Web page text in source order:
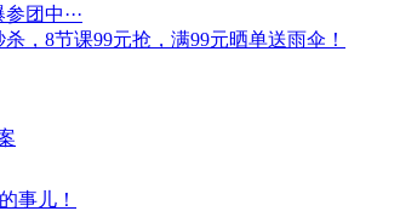
团中···
，8节课99元抢，满99元晒单送雨伞！
事儿！